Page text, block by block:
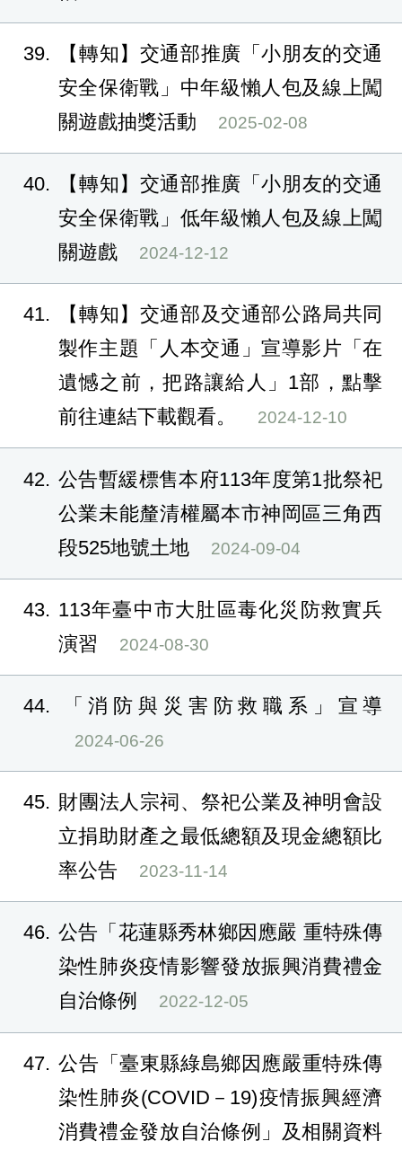
39
【轉知】交通部推廣「小朋友的交通
安全保衛戰」中年級懶人包及線上闖
關遊戲抽獎活動
2025-02-08
40
【轉知】交通部推廣「小朋友的交通
安全保衛戰」低年級懶人包及線上闖
關遊戲
2024-12-12
41
【轉知】交通部及交通部公路局共同
製作主題「人本交通」宣導影片「在
遺憾之前，把路讓給人」1部，點擊
前往連結下載觀看。
2024-12-10
42
公告暫緩標售本府113年度第1批祭祀
公業未能釐清權屬本市神岡區三角西
段525地號土地
2024-09-04
43
113年臺中市大肚區毒化災防救實兵
演習
2024-08-30
44 「消防與災害防救職系」宣導
2024-06-26
45
財團法人宗祠、祭祀公業及神明會設
立捐助財產之最低總額及現金總額比
率公告
2023-11-14
46 公告「花蓮縣秀林鄉因應嚴 重特殊傳
染性肺炎疫情影響發放振興消費禮金
自治條例
2022-12-05
47 公告「臺東縣綠島鄉因應嚴重特殊傳
染性肺炎(COVID－19)疫情振興經濟
消費禮金發放自治條例」及相關資料